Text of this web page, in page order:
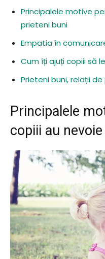
Principalele motive
prieteni buni
Empatia în
Cum îți ajuți copiii să
Prieteni buni, relații
Principalele
copiii au